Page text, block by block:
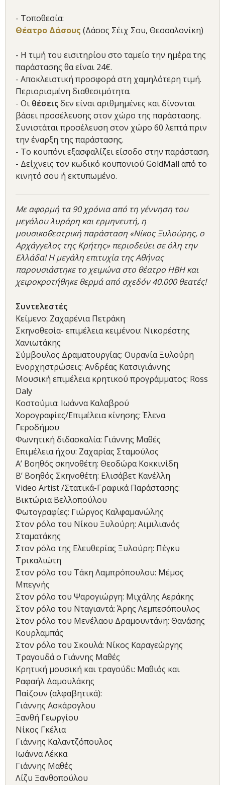
- Τοποθεσία:
Θέατρο Δάσους (Δάσος Σέιχ Σου, Θεσσαλονίκη)
- Η τιμή του εισιτηρίου στο ταμείο την ημέρα της
παράστασης θα είναι 24€.
- Αποκλειστική προσφορά στη χαμηλότερη τιμή.
Περιορισμένη διαθεσιμότητα.
- Οι θέσειςδεν είναι αριθμημένες και δίνονται
βάσει προσέλευσης στον χώρο της παράστασης.
Συνιστάται προσέλευση στον χώρο 60 λεπτά πριν
την έναρξη της παράστασης.
- Το κουπόνι εξασφαλίζει είσοδο στην παράσταση.
- Δείχνεις τον κωδικό κουπονιού GoldMall από το
κινητό σου ή εκτυπωμένο.
Με αφορμή τα 90 χρόνια από τη γέννηση του
μεγάλου λυράρη και ερμηνευτή, η
μουσικοθεατρική παράσταση «Νίκος Ξυλούρης, ο
Αρχάγγελος της Κρήτης» περιοδεύει σε όλη την
Ελλάδα! Η μεγάλη επιτυχία της Αθήνας
παρουσιάστηκε το χειμώνα στο θέατρο ΗΒΗ και
χειροκροτήθηκε θερμά από σχεδόν 40.000 θεατές!
Συντελεστές
Κείμενο: Ζαχαρένια Πετράκη
Σκηνοθεσία- επιμέλεια κειμένου: Νικορέστης
Χανιωτάκης
Σύμβουλος Δραματουργίας: Ουρανία Ξυλούρη
Ενορχηστρώσεις: Ανδρέας Κατσιγιάννης
Μουσική επιμέλεια κρητικού προγράμματος: Ross
Daly
Κοστούμια: Ιωάννα Καλαβρού
Χορογραφίες/Επιμέλεια κίνησης: Έλενα
Γεροδήμου
Φωνητική διδασκαλία: Γιάννης Μαθές
Επιμέλεια ήχου: Ζαχαρίας Σταμούλος
Α’ Βοηθός σκηνοθέτη: Θεοδώρα Κοκκινίδη
Β’ Βοηθός Σκηνοθέτη: Ελισάβετ Κανέλλη
Video Artist /Στατικά-Γραφικά Παράστασης:
Βικτώρια Βελλοπούλου
Φωτογραφίες: Γιώργος Καλφαμανώλης
Στον ρόλο του Νίκου Ξυλούρη: Αιμιλιανός
Σταματάκης
Στον ρόλο της Ελευθερίας Ξυλούρη: Πέγκυ
Τρικαλιώτη
Στον ρόλο του Τάκη Λαμπρόπουλου: Μέμος
Μπεγνής
Στον ρόλο του Ψαρογιώργη: Μιχάλης Αεράκης
Στον ρόλο του Νταγιαντά: Άρης Λεμπεσόπουλος
Στον ρόλο του Μενέλαου Δραμουντάνη: Θανάσης
Κουρλαμπάς
Στον ρόλο του Σκουλά: Νίκος Καραγεώργης
Τραγουδά ο Γιάννης Μαθές
Κρητική μουσική και τραγούδι: Μαθιός και
Ραφαήλ Δαμουλάκης
Παίζουν (αλφαβητικά):
Γιάννης Ασκάρογλου
Ξανθή Γεωργίου
Νίκος Γκέλια
Γιάννης Καλαντζόπουλος
Ιωάννα Λέκκα
Γιάννης Μαθές
Λίζυ Ξανθοπούλου